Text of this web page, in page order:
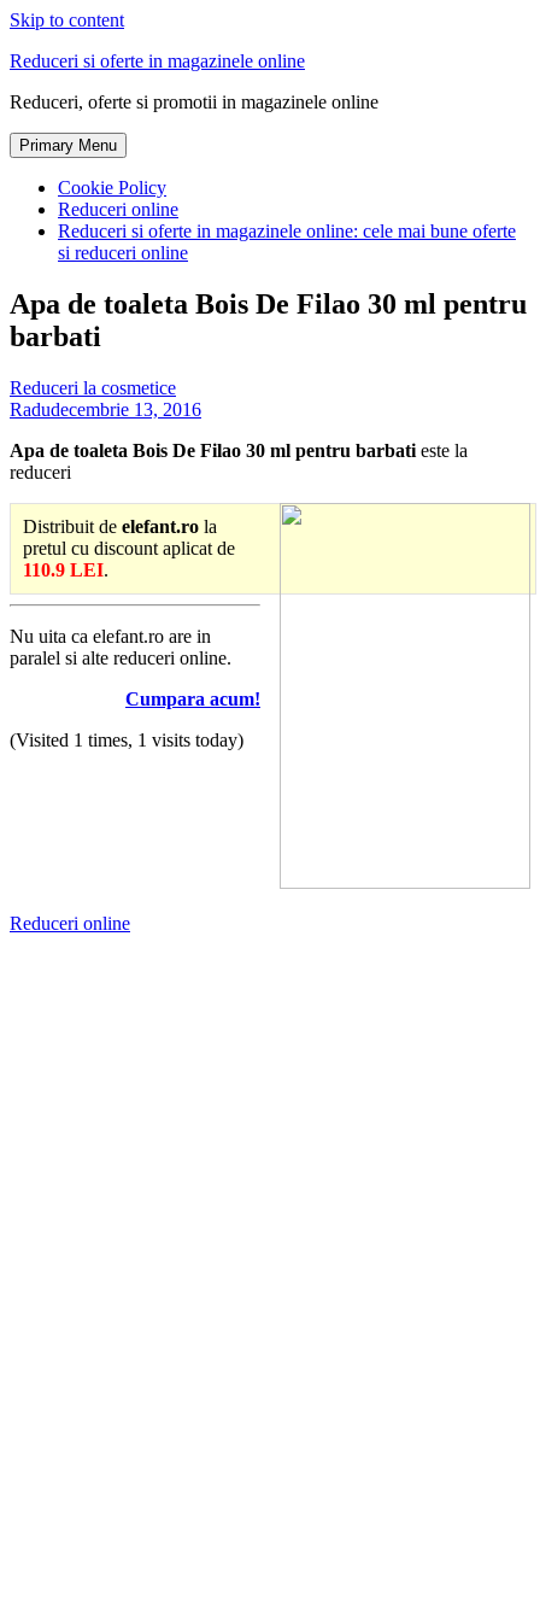
Skip to content
Reduceri si oferte in magazinele online
Reduceri, oferte si promotii in magazinele online
Primary Menu
Cookie Policy
Reduceri online
Reduceri si oferte in magazinele online: cele mai bune oferte
si reduceri online
Apa de toaleta Bois De Filao 30 ml pentru
barbati
Reduceri la cosmetice
Radudecembrie 13, 2016
Apa de toaleta Bois De Filao 30 ml pentru barbati este la
reduceri
Distribuit de elefant.ro la
pretul cu discount aplicat de
110.9 LEI.
Nu uita ca elefant.ro are in
paralel si alte reduceri online.
Cumpara acum!
(Visited 1 times, 1 visits today)
Reduceri online